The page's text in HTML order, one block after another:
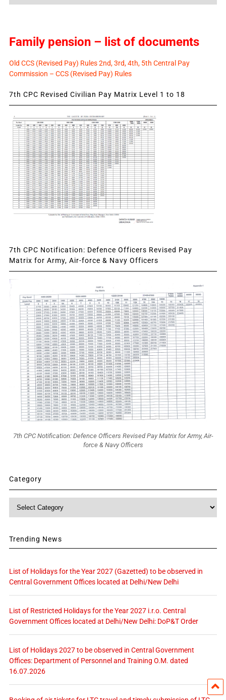
Family pension – list of documents
Old CCS (Revised Pay) Rules 2nd, 3rd, 4th, 5th Central Pay
Commission – CCS (Revised Pay) Rules
7th CPC Revised Civilian Pay Matrix Level 1 to 18
7th CPC Notification: Defence Officers Revised Pay
Matrix for Army, Air-force & Navy Officers
7th CPC Notification: Defence Officers Revised Pay Matrix for Army, Air-
force & Navy Officers
Category
Trending News
List of Holidays for the Year 2027 (Gazetted) to be observed in
Central Government Offices located at Delhi/New Delhi
List of Restricted Holidays for the Year 2027 i.r.o. Central
Government Offices located at Delhi/New Delhi: DoP&T Order
List of Holidays 2027 to be observed in Central Government
Offices: Department of Personnel and Training O.M. dated
16.07.2026